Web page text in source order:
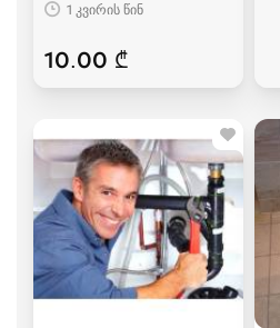
1 კვირის წინ
10.00 ₾